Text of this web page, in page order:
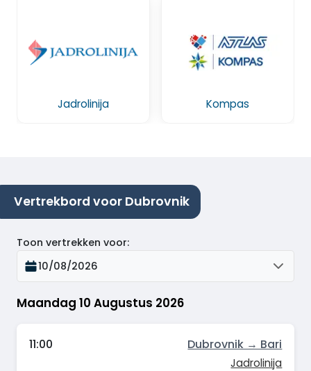
Jadrolinija Kompas
Vertrekbord voor Dubrovnik
Maandag 10 Augustus 2026
Toon vertrekken voor:
10/08/2026
11:00 Dubrovnik → Bari
Jadrolinija